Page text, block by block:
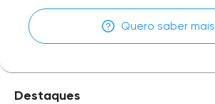
Quero saber mais
Destaques